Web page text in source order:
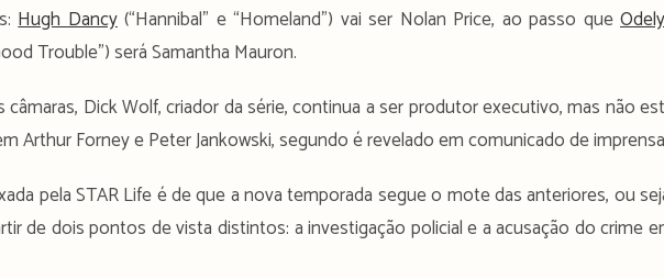
Hugh Dancy(“Hannibal” e “Homeland”) vai ser Nolan Price, ao passo que
Trouble”) será Samantha Mauron.
Dick Wolf, criador da série, continua a ser produtor executivo, mas não
Arthur Forney e Peter Jankowski, segundo é revelado em comunicado de
pela STAR Life é de que a nova temporada segue o mote das anteriores, ou
de dois pontos de vista distintos: a investigação policial e a acusação do crime